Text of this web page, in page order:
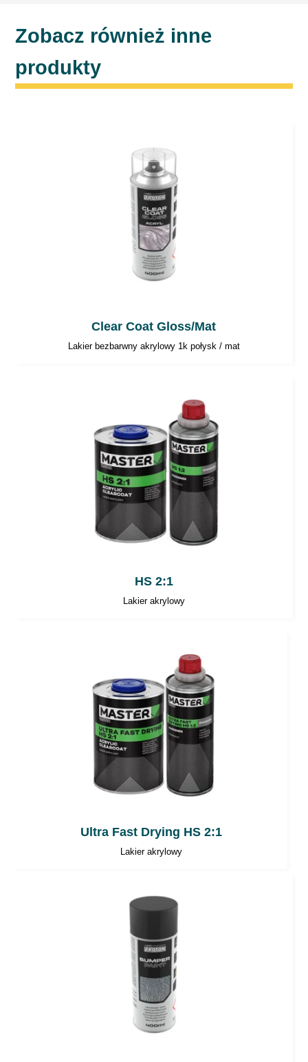
Zobacz również inne
produkty
Clear Coat Gloss/Mat
Lakier bezbarwny akrylowy 1k połysk / mat
HS 2:1
Lakier akrylowy
Ultra Fast Drying HS 2:1
Lakier akrylowy